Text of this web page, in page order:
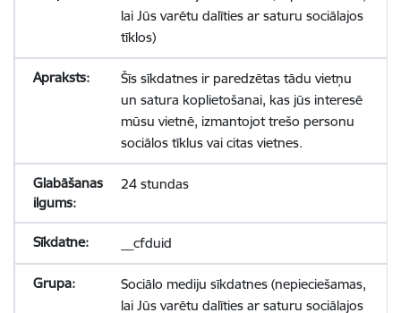
lai Jūs varētu dalīties ar saturu sociālajos
tīklos)
Šīs sīkdatnes ir paredzētas tādu vietņu
un satura koplietošanai, kas jūs interesē
mūsu vietnē, izmantojot trešo personu
sociālos tīklus vai citas vietnes.
24 stundas
__cfduid
Sociālo mediju sīkdatnes (nepieciešamas,
lai Jūs varētu dalīties ar saturu sociālajos